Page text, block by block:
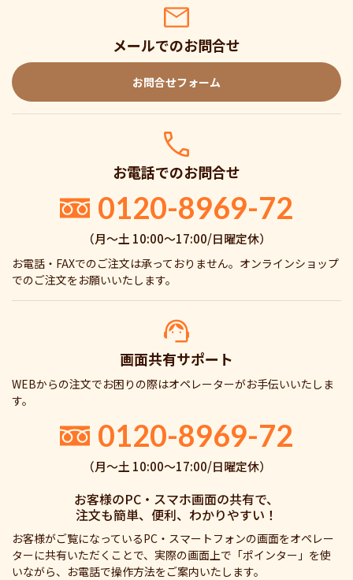
メールでのお問合せ
お問合せフォーム
お電話でのお問合せ
0120-8969-72
（月〜土 10:00〜17:00/日曜定休）
お電話・FAXでのご注文は承っておりません。オンラインショップ
でのご注文をお願いいたします。
画面共有サポート
WEBからの注文でお困りの際はオペレーターがお手伝いいたしま
す。
0120-8969-72
（月〜土 10:00〜17:00/日曜定休）
お客様のPC・スマホ画面の共有で、
注文も簡単、便利、わかりやすい！
お客様がご覧になっているPC・スマートフォンの画面をオペレー
ターに共有いただくことで、実際の画面上で「ポインター」を使
いながら、お電話で操作方法をご案内いたします。